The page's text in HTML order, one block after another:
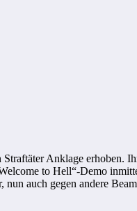
Anklage erhoben.
to Hell“-Demo
auch gegen andere